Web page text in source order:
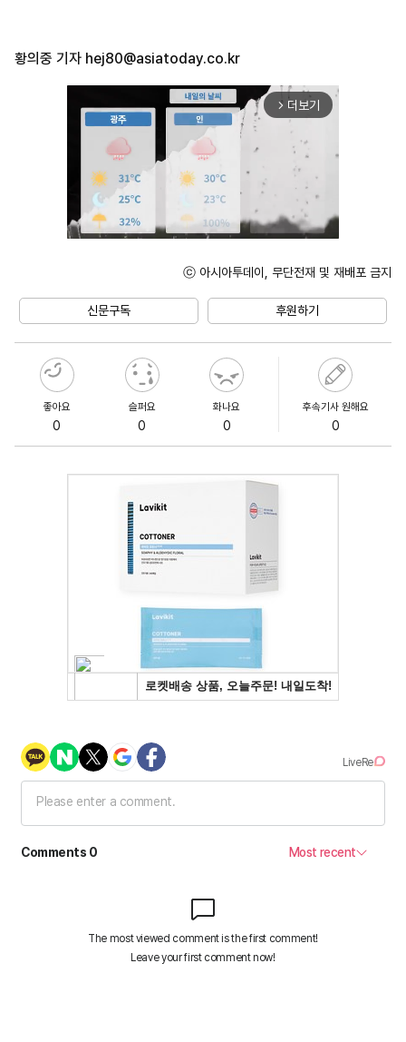
황의중 기자 hej80@asiatoday.co.kr
arrow_forward_ios 더보기
ⓒ 아시아투데이, 무단전재 및 재배포 금지
신문구독 후원하기
좋아요
0
슬퍼요
0
화나요
0
후속기사 원해요
0